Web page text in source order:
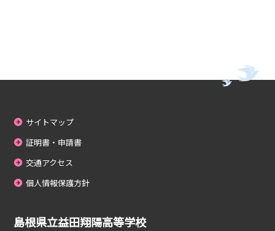
サイトマップ
証明書・申請書
交通アクセス
個人情報保護方針
島根県立益田翔陽高等学校